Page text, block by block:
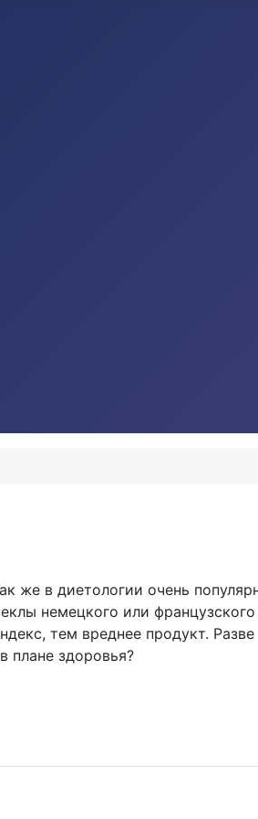
же в диетологии очень
немецкого или
тем вреднее продукт.
плане здоровья?